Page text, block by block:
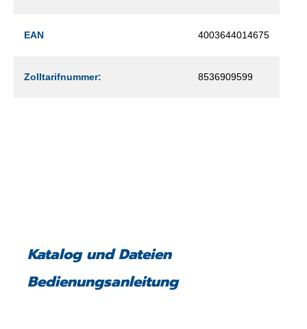
EAN 4003644014675
Zolltarifnummer: 8536909599
Katalog und Dateien
Bedienungsanleitung